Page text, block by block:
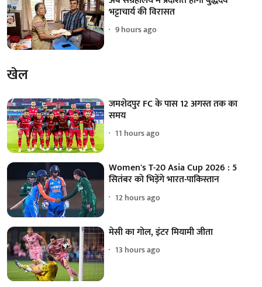
भट्टाचार्य की विरासत
9 hours ago
खेल
जमशेदपुर FC के पास 12 अगस्त तक का
समय
11 hours ago
Women's T-20 Asia Cup 2026 : 5
सितंबर को भिड़ेंगे भारत-पाकिस्तान
12 hours ago
मेसी का गोल, इंटर मियामी जीता
13 hours ago